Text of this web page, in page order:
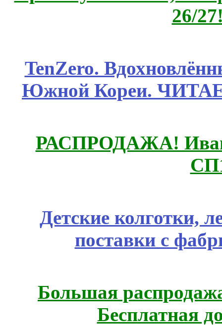
26/
TenZero.
Южной Кореи.
РАСПРОДАЖА!
Детские колготки,
поставки с
Большая
Бесплатная